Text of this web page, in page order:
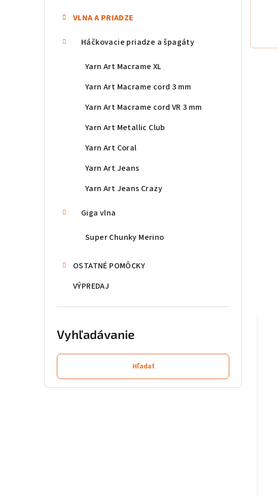
VLNA A PRIADZE
Háčkovacie priadze a špagáty
Yarn Art Macrame XL
Yarn Art Macrame cord 3 mm
Yarn Art Macrame cord VR 3 mm
Yarn Art Metallic Club
Yarn Art Coral
Yarn Art Jeans
Yarn Art Jeans Crazy
Giga vlna
Super Chunky Merino
OSTATNÉ POMÔCKY
VÝPREDAJ
Vyhľadávanie
Hľadať